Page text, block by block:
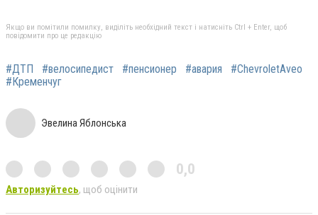
Якщо ви помітили помилку, виділіть необхідний текст і натисніть Ctrl + Enter, щоб
повідомити про це редакцію
#ДТП #велосипедист #пенсионер #авария
#ChevroletAveo
#Кременчуг
Эвелина Яблонська
0,0
Авторизуйтесь, щоб оцінити